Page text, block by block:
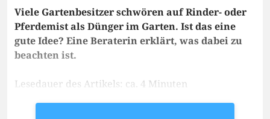
Viele Gartenbesitzer schwören auf Rinder- oder
Pferdemist als Dünger im Garten. Ist das eine
gute Idee? Eine Beraterin erklärt, was dabei zu
beachten ist.
Lesedauer des Artikels: ca. 4 Minuten